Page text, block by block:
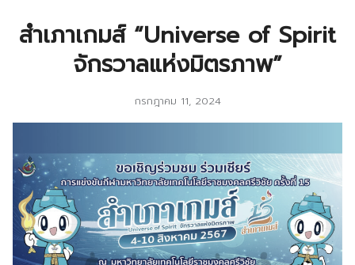
สำเภาเกมส์ “Universe of Spirit
จักรวาลแห่งมิตรภาพ”
กรกฎาคม 11, 2024